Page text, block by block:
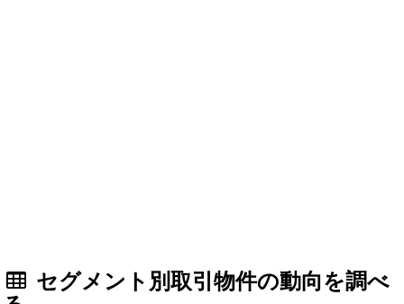
セグメント別取引物件の動向を調べ